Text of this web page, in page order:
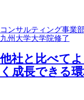
コンサルティング事業
九州大学大学院修了
他社と比べて
く成長できる環